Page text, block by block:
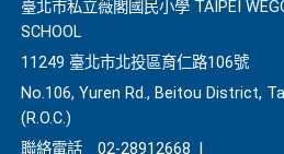
臺北市私立薇閣國民小學 TAIPEI
SCHOOL
11249 臺北市北投區育仁路106號
No.106, Yuren Rd., Beitou District,
(R.O.C.)
聯絡電話
02-28912668